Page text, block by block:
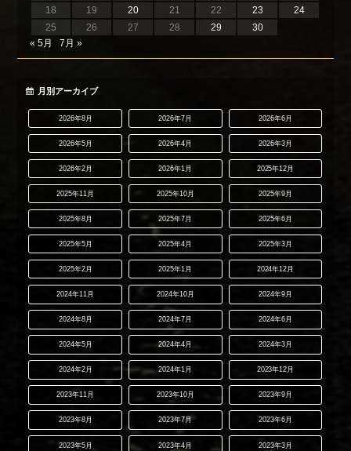
18
19 20 21 22 23
24
25
26 27 28 29
30
« 5月
7月 »
月別アーカイブ
2026年8月 2026年7月 2026年6月
2026年5月 2026年4月 2026年3月
2026年2月 2026年1月 2025年12月
2025年11月 2025年10月 2025年9月
2025年8月 2025年7月 2025年6月
2025年5月 2025年4月 2025年3月
2025年2月 2025年1月 2024年12月
2024年11月 2024年10月 2024年9月
2024年8月 2024年7月 2024年6月
2024年5月 2024年4月 2024年3月
2024年2月 2024年1月 2023年12月
2023年11月 2023年10月 2023年9月
2023年8月 2023年7月 2023年6月
2023年5月 2023年4月 2023年3月